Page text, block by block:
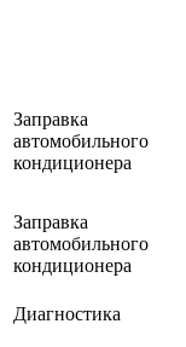
Заправка
автомобильного
кондиционера
Заправка
автомобильного
кондиционера
Диагностика